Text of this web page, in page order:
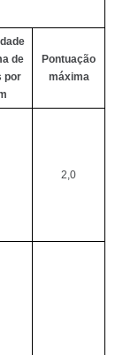
de
por
Pontuação
máxima
2,0